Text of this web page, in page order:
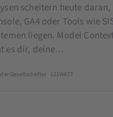
scheitern heute
GA4 oder Tools wie
liegen. Model
es dir, deine…
Gesellschafter · 121WATT